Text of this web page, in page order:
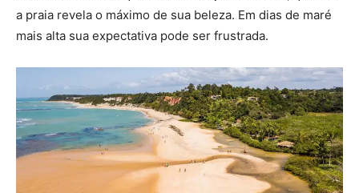
a praia revela o máximo de sua beleza. Em dias de maré
mais alta sua expectativa pode ser frustrada.